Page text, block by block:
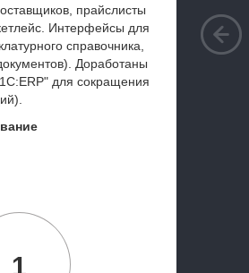
прайслисты
Интерфейсы для
справочника,
Доработаны
ERP"для сокращения
1